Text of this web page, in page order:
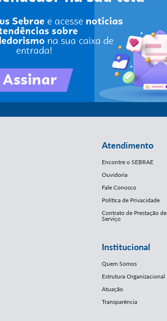
Atendimento
Encontre o SEBRAE
Ouvidoria
Fale Conosco
Política de Privacidade
Contrato de Prestação de
Serviço
Institucional
Quem Somos
Estrutura Organizacional
Atuação
Transparência